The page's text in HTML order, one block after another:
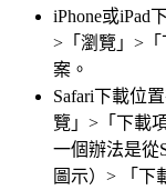
iPhone或iPad
>「瀏覽」>
案。
Safari下載位
覽」>「下載
一個辦法是從
圖示）> 「下